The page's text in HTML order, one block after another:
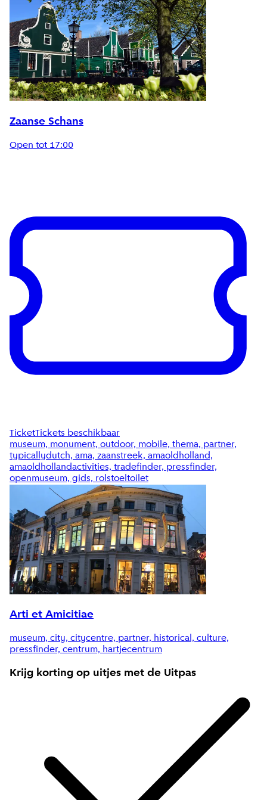
Zaanse Schans
Open tot 17:00
TicketTickets beschikbaar
museum, monument, outdoor, mobile, thema, partner,
typicallydutch, ama, zaanstreek, amaoldholland,
amaoldhollandactivities, tradefinder, pressfinder,
openmuseum, gids, rolstoeltoilet
Arti et Amicitiae
museum, city, citycentre, partner, historical, culture,
pressfinder, centrum, hartjecentrum
Krijg korting op uitjes met de Uitpas